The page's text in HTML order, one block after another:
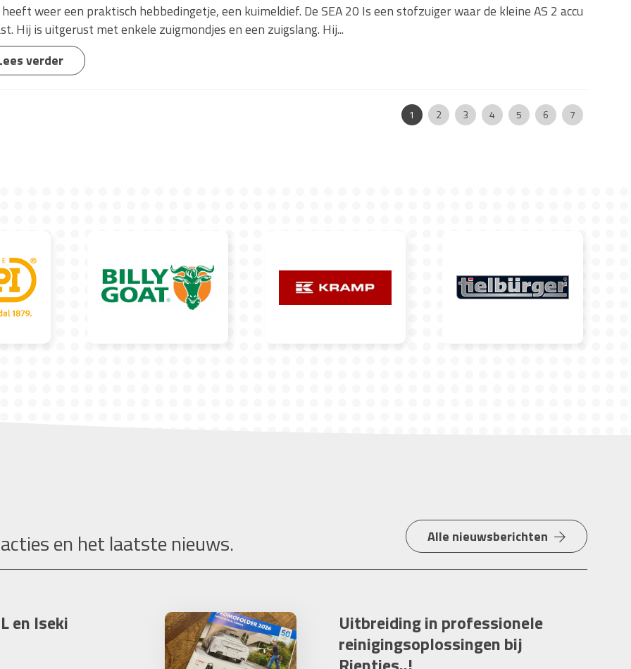
weer een praktisch hebbedingetje, een kuimeldief. De SEA 20 Is een stofzuiger waar de kleine AS 2 accu
Hij is uitgerust met enkele zuigmondjes en een zuigslang. Hij...
verder
1 2 3 4 5 6 7
en het laatste nieuws. Alle nieuwsberichten
en Iseki
Uitbreiding in professionele
reinigingsoplossingen bij